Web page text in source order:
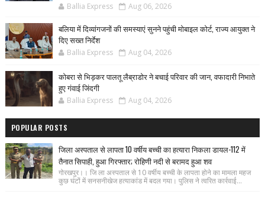
Ballia Express Aug 06, 2026
बलिया में दिव्यांगजनों की समस्याएं सुनने पहुंची मोबाइल कोर्ट, राज्य आयुक्त ने
दिए सख्त निर्देश
Ballia Express Aug 04, 2026
कोबरा से भिड़कर पालतू लैब्राडोर ने बचाई परिवार की जान, वफादारी निभाते
हुए गंवाई जिंदगी
Ballia Express Aug 04, 2026
POPULAR POSTS
जिला अस्पताल से लापता 10 वर्षीय बच्ची का हत्यारा निकला डायल-112 में
तैनात सिपाही, हुआ गिरफ्तार; रोहिणी नदी से बरामद हुआ शव
गोरखपुर।। जि ला अस्पताल से 10 वर्षीय बच्ची के लापता होने का मामला महज
कुछ घंटों में सनसनीखेज हत्याकांड में बदल गया। पुलिस ने त्वरित कार्रवाई...